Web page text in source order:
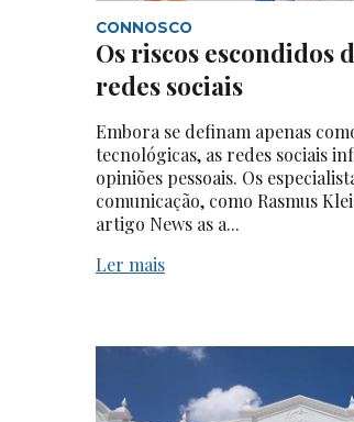
CONNOSCO
Os riscos escondidos
redes sociais
Embora se definam apenas
tecnológicas, as redes sociais
opiniões pessoais. Os
comunicação, como Rasmus
artigo News as a...
Ler mais